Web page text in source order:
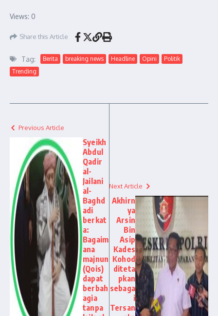
Views: 0
Share this Article
Tag: Berita breaking news Headline Opini
Politik
Trending
Previous Article
Syeikh
Abdul
Qadir
al-
Jailani
al-
Baghd
adi
berkat
a:
Bagaim
ana
majnun
(Qois)
dapat
berbah
agia
tanpa
Next Article
Akhirn
ya
Arsin
Bin
Asip
Kades
Kohod
diteta
pkan
sebaga
i
Tersan